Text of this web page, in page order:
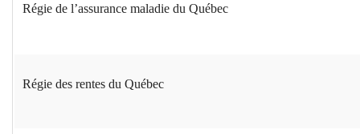
Régie de l’assurance maladie du Québec
Régie des rentes du Québec